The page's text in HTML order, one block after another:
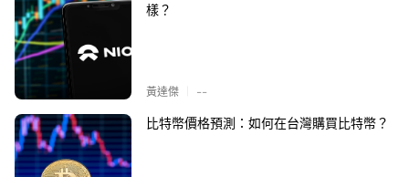
樣？
黃達傑 --
比特幣價格預測：如何在台灣購買比特幣？